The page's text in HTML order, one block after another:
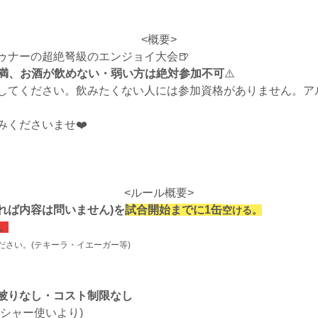
<概要>
ナーの超絶弩級のエンジョイ大会🍺
、お酒が飲めない・弱い方は絶対参加不可⚠️
てください。飲みたくない人には参加資格がありません。
くださいませ❤️
<ルール概要>
ば内容は問いません)を試合開始までに1缶空ける。
さい。(テキーラ・イエーガー等)
りなし ・コスト制限なし
ャー使いより)